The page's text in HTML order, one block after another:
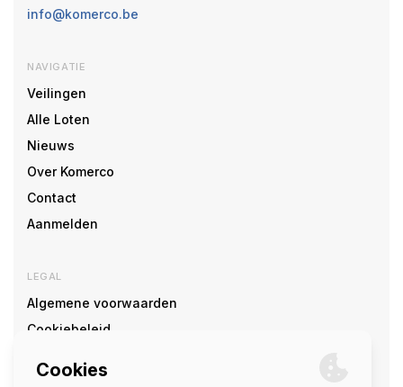
info@komerco.be
NAVIGATIE
Veilingen
Alle Loten
Nieuws
Over Komerco
Contact
Aanmelden
LEGAL
Algemene voorwaarden
Cookiebeleid